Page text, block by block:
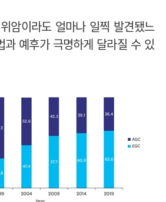
암이라도 얼마나 일찍 발견됐느
과 예후가 극명하게 달라질 수 있